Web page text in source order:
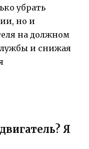
убрать
но и
на должном
и снижая
Я